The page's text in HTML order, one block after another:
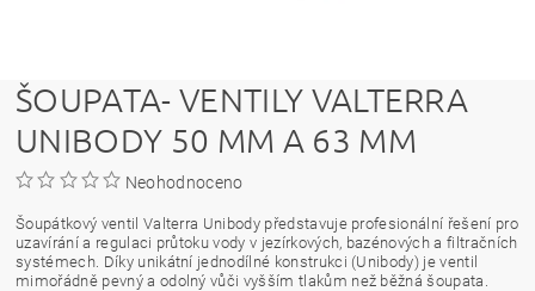
ŠOUPATA- VENTILY VALTERRA
UNIBODY 50 MM A 63 MM
Neohodnoceno
Šoupátkový ventil Valterra Unibody představuje profesionální řešení pro
uzavírání a regulaci průtoku vody v jezírkových, bazénových a filtračních
systémech. Díky unikátní jednodílné konstrukci (Unibody) je ventil
mimořádně pevný a odolný vůči vyšším tlakům než běžná šoupata.